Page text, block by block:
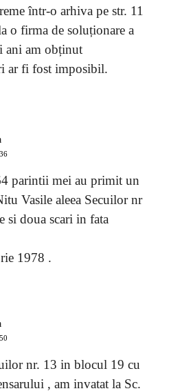
într-o arhiva pe str. 11
o firma de soluționare a
am obținut
ar fi fost imposibil.
parintii mei au primit un
Vasile aleea Secuilor nr
si doua scari in fata
1978 .
nr. 13 in blocul 19 cu
, am invatat la Sc.